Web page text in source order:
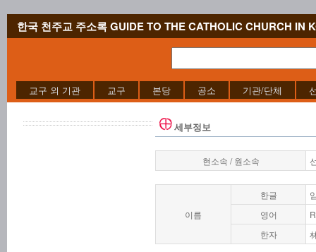
한국 천주교 주소록 GUIDE TO THE CATHOLIC CHURCH IN
교구 외 기관 교구 본당 공소 기관/단체
세부정보
현소속 / 원소속
이름
한글
영어
한자